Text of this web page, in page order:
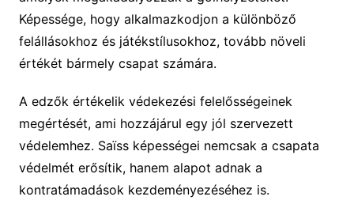
Képessége, hogy alkalmazkodjon a különböző
felállásokhoz és játékstílusokhoz, tovább növeli
értékét bármely csapat számára.
A edzők értékelik védekezési felelősségeinek
megértését, ami hozzájárul egy jól szervezett
védelemhez. Saïss képességei nemcsak a csapata
védelmét erősítik, hanem alapot adnak a
kontratámadások kezdeményezéséhez is.